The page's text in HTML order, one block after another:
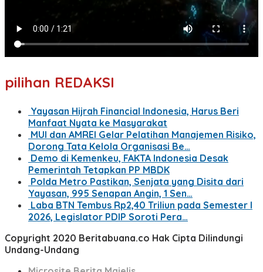
pilihan REDAKSI
Yayasan Hijrah Financial Indonesia, Harus Beri
Manfaat Nyata ke Masyarakat
MUI dan AMREI Gelar Pelatihan Manajemen Risiko,
Dorong Tata Kelola Organisasi Be…
Demo di Kemenkeu, FAKTA Indonesia Desak
Pemerintah Tetapkan PP MBDK
Polda Metro Pastikan, Senjata yang Disita dari
Yayasan, 995 Senapan Angin, 1 Sen…
Laba BTN Tembus Rp2,40 Triliun pada Semester I
2026, Legislator PDIP Soroti Pera…
Copyright 2020 Beritabuana.co Hak Cipta Dilindungi
Undang-Undang